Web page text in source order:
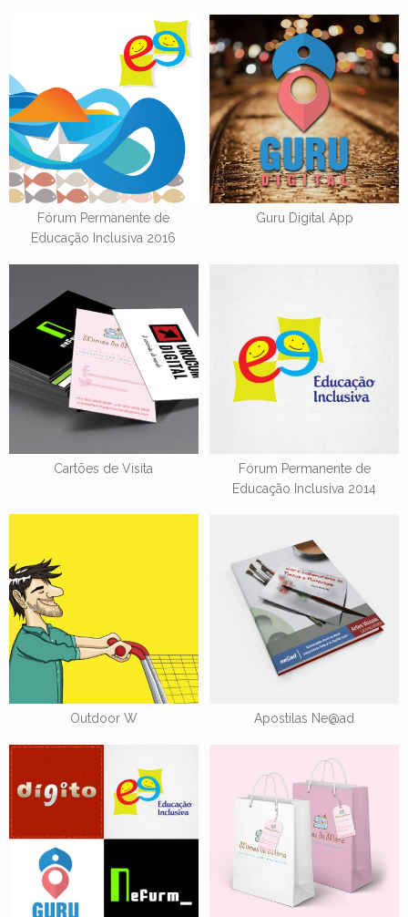
Fórum Permanente de
Educação Inclusiva 2016
Guru Digital App
Cartões de Visita
Fórum Permanente de
Educação Inclusiva 2014
Outdoor W Apostilas Ne@ad